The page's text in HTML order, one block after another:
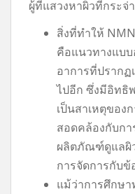
ผู้ที่แสวงหาผิวที่กระ
สิ่งที่ทำให้
คือแนวทางแบ
อาการที่ปรากฏ
ไปอีก ซึ่งมีอิทธิ
เป็นสาเหตุขอ
สอดคล้องกับก
ผลิตภัณฑ์ดูแลผิ
การจัดการกับ
แม้ว่าการศึกษา